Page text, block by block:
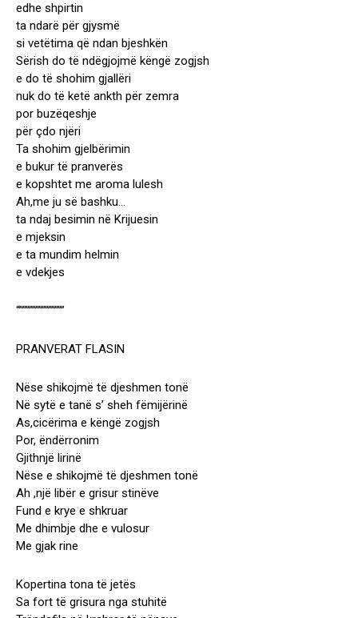
edhe shpirtin
ta ndarë për gjysmë
si vetëtima që ndan bjeshkën
Sërish do të ndëgjojmë këngë zogjsh
e do të shohim gjallëri
nuk do të ketë ankth për zemra
por buzëqeshje
për çdo njëri
Ta shohim gjelbërimin
e bukur të pranverës
e kopshtet me aroma lulesh
Ah,me ju së bashku…
ta ndaj besimin në Krijuesin
e mjeksin
e ta mundim helmin
e vdekjes
“””””””””””””””
PRANVERAT FLASIN
Nëse shikojmë të djeshmen tonë
Në sytë e tanë s’ sheh fëmijërinë
As,cicërima e këngë zogjsh
Por, ëndërronim
Gjithnjë lirinë
Nëse e shikojmë të djeshmen tonë
Ah ,një libër e grisur stinëve
Fund e krye e shkruar
Me dhimbje dhe e vulosur
Me gjak rine
Kopertina tona të jetës
Sa fort të grisura nga stuhitë